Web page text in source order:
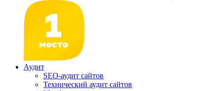
Аудит
SEO-аудит сайтов
Технический аудит сайтов